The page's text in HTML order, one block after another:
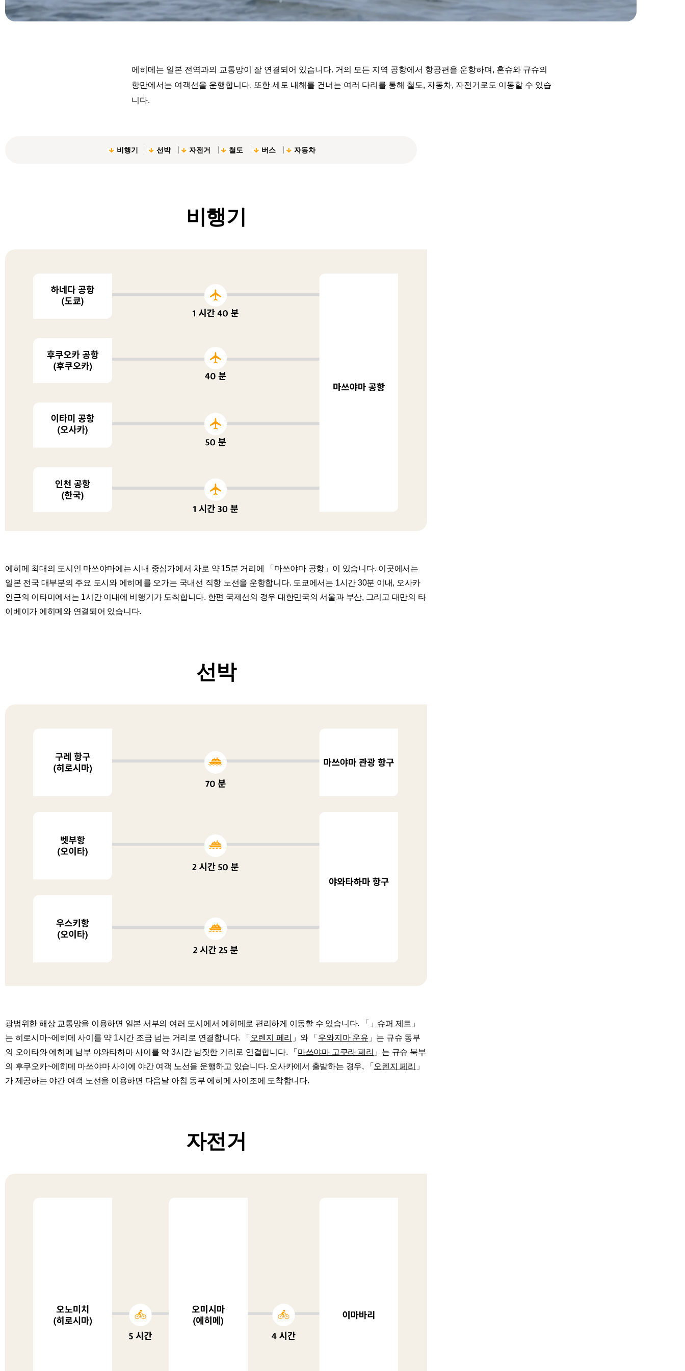
에히메는 일본 전역과의 교통망이 잘 연결되어 있습니다. 거의 모든 지역 공항에서 항공편을 운항하며, 혼슈와 규슈의
항만에서는 여객선을 운행합니다. 또한 세토 내해를 건너는 여러 다리를 통해 철도, 자동차, 자전거로도 이동할 수 있습
니다.
비행기 선박 자전거 철도 버스 자동차
비행기
에히메 최대의 도시인 마쓰야마에는 시내 중심가에서 차로 약 15분 거리에 「마쓰야마 공항」이 있습니다. 이곳에서는
일본 전국 대부분의 주요 도시와 에히메를 오가는 국내선 직항 노선을 운항합니다. 도쿄에서는 1시간 30분 이내, 오사카
인근의 이타미에서는 1시간 이내에 비행기가 도착합니다. 한편 국제선의 경우 대한민국의 서울과 부산, 그리고 대만의 타
이베이가 에히메와 연결되어 있습니다.
선박
광범위한 해상 교통망을 이용하면 일본 서부의 여러 도시에서 에히메로 편리하게 이동할 수 있습니다. 「」 슈퍼 제트 」
는 히로시마~에히메 사이를 약 1시간 조금 넘는 거리로 연결합니다. 「 오렌지 페리 」와 「 우와지마 운유 」는 규슈 동부
의 오이타와 에히메 남부 야와타하마 사이를 약 3시간 남짓한 거리로 연결합니다. 「 마쓰야마 고쿠라 페리 」는 규슈 북부
의 후쿠오카~에히메 마쓰야마 사이에 야간 여객 노선을 운행하고 있습니다. 오사카에서 출발하는 경우, 「 오렌지 페리 」
가 제공하는 야간 여객 노선을 이용하면 다음날 아침 동부 에히메 사이조에 도착합니다.
자전거